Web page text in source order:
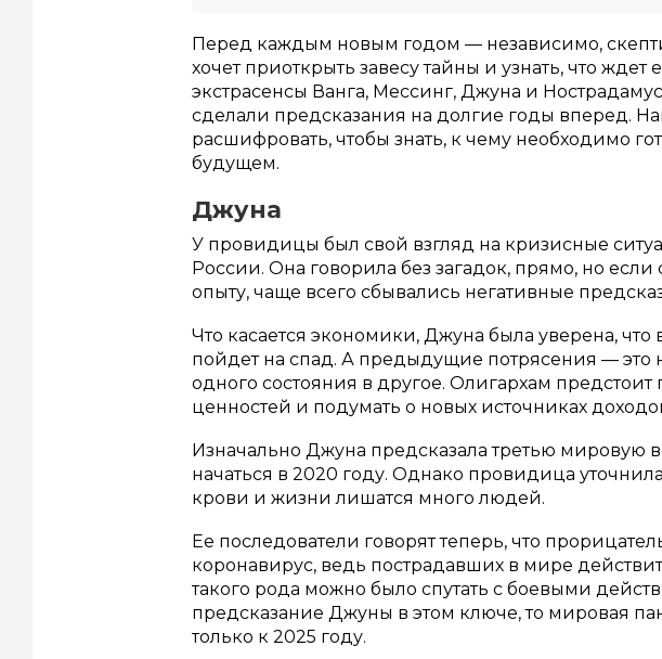
Перед каждым новым годом — независимо,
хочет приоткрыть завесу тайны и узнать, что
экстрасенсы Ванга, Мессинг, Джуна и
сделали предсказания на долгие годы вперед.
расшифровать, чтобы знать, к чему необходимо
будущем.
Джуна
У провидицы был свой взгляд на кризисные
России. Она говорила без загадок, прямо, но
опыту, чаще всего сбывались негативные
Что касается экономики, Джуна была уверена,
пойдет на спад. А предыдущие потрясения — это
одного состояния в другое. Олигархам
ценностей и подумать о новых источниках
Изначально Джуна предсказала третью мировую
начаться в 2020 году. Однако провидица
крови и жизни лишатся много людей.
Ее последователи говорят теперь, что
коронавирус, ведь пострадавших в мире
такого рода можно было спутать с боевыми
предсказание Джуны в этом ключе, то мировая
только к 2025 году.